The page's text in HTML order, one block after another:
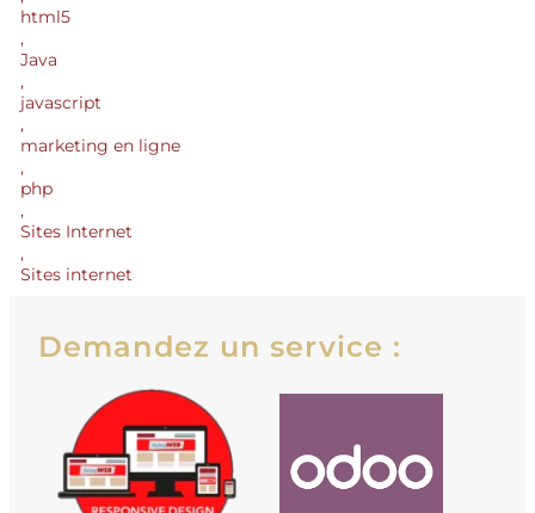
html5
,
Java
,
javascript
,
marketing en ligne
,
php
,
Sites Internet
,
Sites internet
Demandez un service :